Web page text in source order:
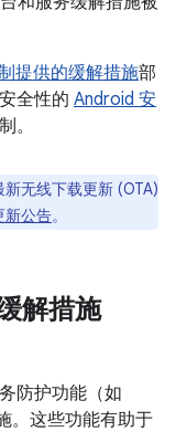
提供的缓解措施部
全性的 Android 安
。
无线下载更新 (OTA)
新公告。
解措施
防护功能（如
。这些功能有助于